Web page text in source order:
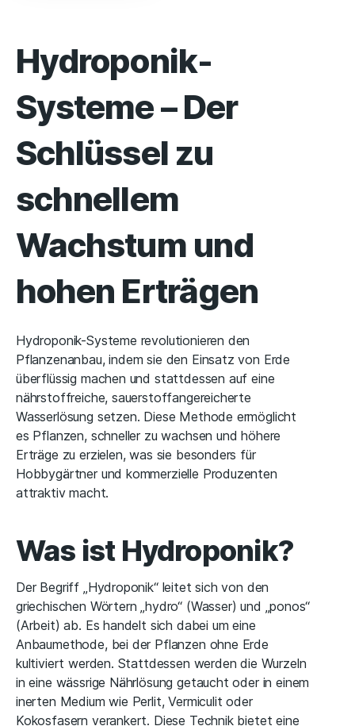
Hydroponik-
Systeme – Der
Schlüssel zu
schnellem
Wachstum und
hohen Erträgen
Hydroponik-Systeme revolutionieren den
Pflanzenanbau, indem sie den Einsatz von Erde
überflüssig machen und stattdessen auf eine
nährstoffreiche, sauerstoffangereicherte
Wasserlösung setzen. Diese Methode ermöglicht
es Pflanzen, schneller zu wachsen und höhere
Erträge zu erzielen, was sie besonders für
Hobbygärtner und kommerzielle Produzenten
attraktiv macht.
Was ist Hydroponik?
Der Begriff „Hydroponik“ leitet sich von den
griechischen Wörtern „hydro“ (Wasser) und „ponos“
(Arbeit) ab. Es handelt sich dabei um eine
Anbaumethode, bei der Pflanzen ohne Erde
kultiviert werden. Stattdessen werden die Wurzeln
in eine wässrige Nährlösung getaucht oder in einem
inerten Medium wie Perlit, Vermiculit oder
Kokosfasern verankert. Diese Technik bietet eine